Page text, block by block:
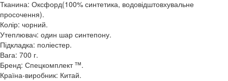
Тканина: Оксфорд(100% синтетика, водовідштовхувальне
просочення).
Колір: чорний.
Утеплювач: один шар синтепону.
Підкладка: поліестер.
Вага: 700 г.
Бренд: Спецкомплект тм.
Країна-виробник: Китай.